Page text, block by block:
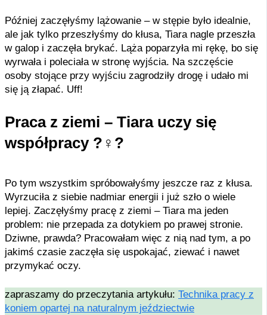
Później zaczęłyśmy lążowanie – w stępie było idealnie,
ale jak tylko przeszłyśmy do kłusa, Tiara nagle przeszła
w galop i zaczęła brykać. Ląża poparzyła mi rękę, bo się
wyrwała i poleciała w stronę wyjścia. Na szczęście
osoby stojące przy wyjściu zagrodziły drogę i udało mi
się ją złapać. Uff!
Praca z ziemi – Tiara uczy się
współpracy ?‍♀️?
Po tym wszystkim spróbowałyśmy jeszcze raz z kłusa.
Wyrzuciła z siebie nadmiar energii i już szło o wiele
lepiej. Zaczęłyśmy pracę z ziemi – Tiara ma jeden
problem: nie przepada za dotykiem po prawej stronie.
Dziwne, prawda? Pracowałam więc z nią nad tym, a po
jakimś czasie zaczęła się uspokajać, ziewać i nawet
przymykać oczy.
zapraszamy do przeczytania artykułu: Technika pracy z
koniem opartej na naturalnym jeździectwie